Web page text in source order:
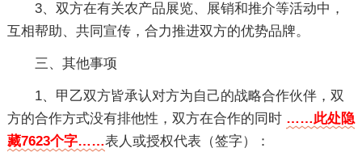
3、双方在有关农产品展览、展销和推介等活动中，
互相帮助、共同宣传，合力推进双方的优势品牌。
三、其他事项
1、甲乙双方皆承认对方为自己的战略合作伙伴，双
方的合作方式没有排他性，双方在合作的同时 ……此处隐
藏7623个字……表人或授权代表（签字）：